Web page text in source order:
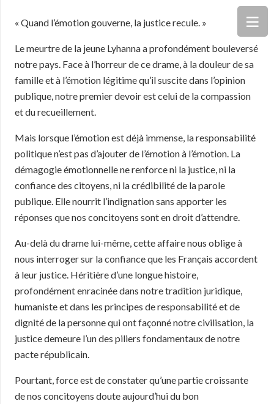
« Quand l’émotion gouverne, la justice recule. »
Le meurtre de la jeune Lyhanna a profondément bouleversé
notre pays. Face à l’horreur de ce drame, à la douleur de sa
famille et à l’émotion légitime qu’il suscite dans l’opinion
publique, notre premier devoir est celui de la compassion
et du recueillement.
Mais lorsque l’émotion est déjà immense, la responsabilité
politique n’est pas d’ajouter de l’émotion à l’émotion. La
démagogie émotionnelle ne renforce ni la justice, ni la
confiance des citoyens, ni la crédibilité de la parole
publique. Elle nourrit l’indignation sans apporter les
réponses que nos concitoyens sont en droit d’attendre.
Au-delà du drame lui-même, cette affaire nous oblige à
nous interroger sur la confiance que les Français accordent
à leur justice. Héritière d’une longue histoire,
profondément enracinée dans notre tradition juridique,
humaniste et dans les principes de responsabilité et de
dignité de la personne qui ont façonné notre civilisation, la
justice demeure l’un des piliers fondamentaux de notre
pacte républicain.
Pourtant, force est de constater qu’une partie croissante
de nos concitoyens doute aujourd’hui du bon